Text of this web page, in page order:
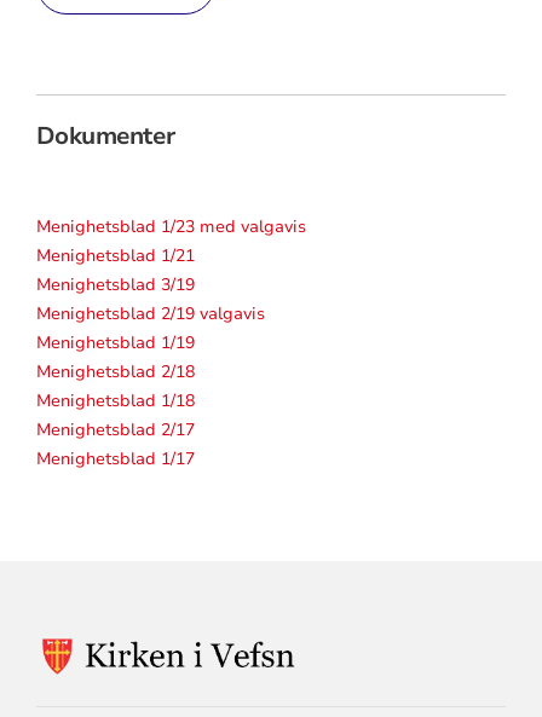
Dokumenter
Menighetsblad 1/23 med valgavis
Menighetsblad 1/21
Menighetsblad 3/19
Menighetsblad 2/19 valgavis
Menighetsblad 1/19
Menighetsblad 2/18
Menighetsblad 1/18
Menighetsblad 2/17
Menighetsblad 1/17